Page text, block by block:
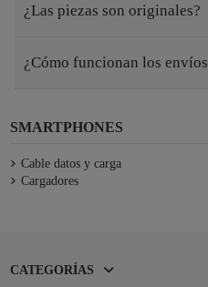
¿Las piezas son originales?
¿Cómo funcionan los
SMARTPHONES
Cable datos y carga
Cargadores
CATEGORÍAS